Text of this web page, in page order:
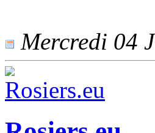
Mercredi 04